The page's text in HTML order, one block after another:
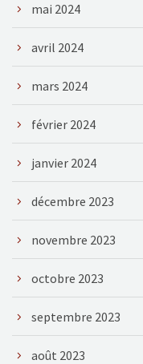
mai 2024
avril 2024
mars 2024
février 2024
janvier 2024
décembre 2023
novembre 2023
octobre 2023
septembre 2023
août 2023